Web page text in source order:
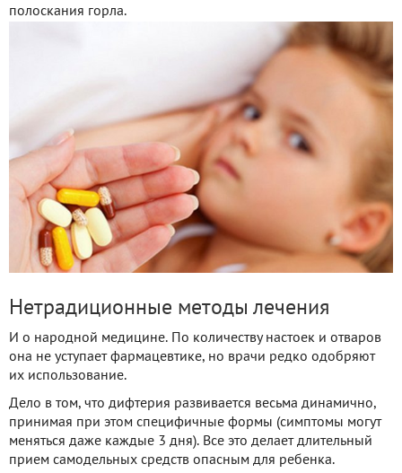
полоскания горла.
Нетрадиционные методы лечения
И о народной медицине. По количеству настоек и отваров
она не уступает фармацевтике, но врачи редко одобряют
их использование.
Дело в том, что дифтерия развивается весьма динамично,
принимая при этом специфичные формы (симптомы могут
меняться даже каждые 3 дня). Все это делает длительный
прием самодельных средств опасным для ребенка.